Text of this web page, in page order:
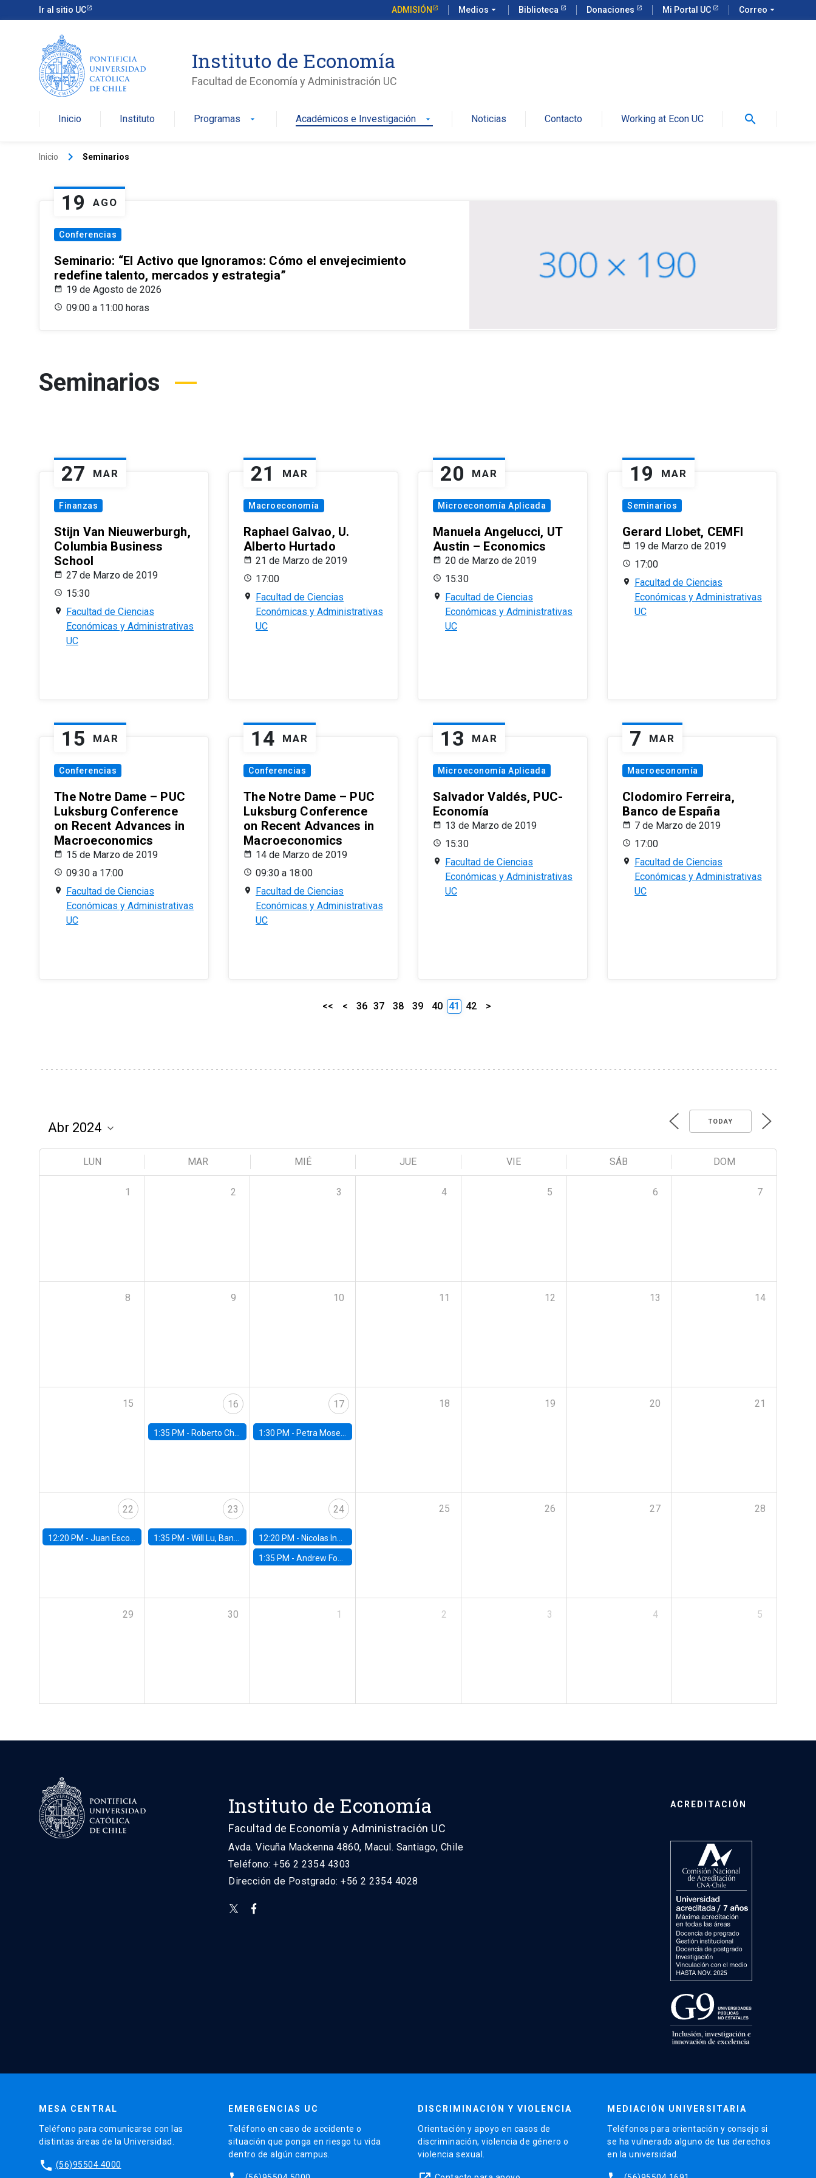
Ir al sitio UC ADMISIÓN Medios arrow_drop_down Biblioteca Donaciones Mi Portal UC Correo arrow_drop_down
Instituto de Economía
Facultad de Economía y Administración UC
Inicio Instituto Programas arrow_drop_down Académicos e Investigación arrow_drop_down Noticias Contacto Working at Econ UC search
Inicio keyboard_arrow_right Seminarios
19 AGO
Conferencias
Seminario: “El Activo que Ignoramos: Cómo el envejecimiento
redefine talento, mercados y estrategia”
19 de Agosto de 2026
09:00 a 11:00 horas
Seminarios
27 MAR
Finanzas
Stijn Van Nieuwerburgh,
Columbia Business
School
27 de Marzo de 2019
15:30
Facultad de Ciencias
Económicas y Administrativas
UC
21 MAR
Macroeconomía
Raphael Galvao, U.
Alberto Hurtado
21 de Marzo de 2019
17:00
Facultad de Ciencias
Económicas y Administrativas
UC
20 MAR
Microeconomía Aplicada
Manuela Angelucci, UT
Austin – Economics
20 de Marzo de 2019
15:30
Facultad de Ciencias
Económicas y Administrativas
UC
19 MAR
Seminarios
Gerard Llobet, CEMFI
19 de Marzo de 2019
17:00
Facultad de Ciencias
Económicas y Administrativas
UC
15 MAR
Conferencias
The Notre Dame – PUC
Luksburg Conference
on Recent Advances in
Macroeconomics
15 de Marzo de 2019
09:30 a 17:00
Facultad de Ciencias
Económicas y Administrativas
UC
14 MAR
Conferencias
The Notre Dame – PUC
Luksburg Conference
on Recent Advances in
Macroeconomics
14 de Marzo de 2019
09:30 a 18:00
Facultad de Ciencias
Económicas y Administrativas
UC
13 MAR
Microeconomía Aplicada
Salvador Valdés, PUC-
Economía
13 de Marzo de 2019
15:30
Facultad de Ciencias
Económicas y Administrativas
UC
7 MAR
Macroeconomía
Clodomiro Ferreira,
Banco de España
7 de Marzo de 2019
17:00
Facultad de Ciencias
Económicas y Administrativas
UC
<< < 36 37 38 39 40 41 42 >
TODAY
LUN MAR MIÉ JUE VIE SÁB DOM
1 2 3 4 5 6 7
8 9 10 11 12 13 14
15 16
1:35 PM - Roberto Chang, Rutgers University
17
1:30 PM - Petra Moser, NYU Stern
18 19 20 21
22
12:20 PM - Juan Escobar, Universidad de Chile
23
1:35 PM - Will Lu, Banco Central de Chile
24
12:20 PM - Nicolas Inostroza, Rotman School of Management, University of Toronto
1:35 PM -Andrew Foster, Brown University
25 26 27 28
29 30 1 2 3 4 5
Instituto de Economía
Facultad de Economía y Administración UC
Avda. Vicuña Mackenna 4860, Macul. Santiago, Chile
Teléfono: +56 2 2354 4303
Dirección de Postgrado: +56 2 2354 4028
ACREDITACIÓN
MESA CENTRAL
Teléfono para comunicarse con las
distintas áreas de la Universidad.
phone (56)95504 4000
EMERGENCIAS UC
Teléfono en caso de accidente o
situación que ponga en riesgo tu vida
dentro de algún campus.
DISCRIMINACIÓN Y VIOLENCIA
Orientación y apoyo en casos de
discriminación, violencia de género o
violencia sexual.
MEDIACIÓN UNIVERSITARIA
Teléfonos para orientación y consejo si
se ha vulnerado alguno de tus derechos
en la universidad.